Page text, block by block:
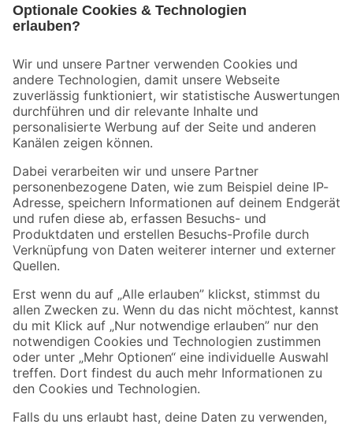
Der toom Newsletter: Keine Angebote und Aktionen mehr verpassen!
Zur Newsletter Anmeldung
Folge uns
Zahlungsarten Versandarten
Sicher einkaufen
Jetzt die toom-App herunterladen